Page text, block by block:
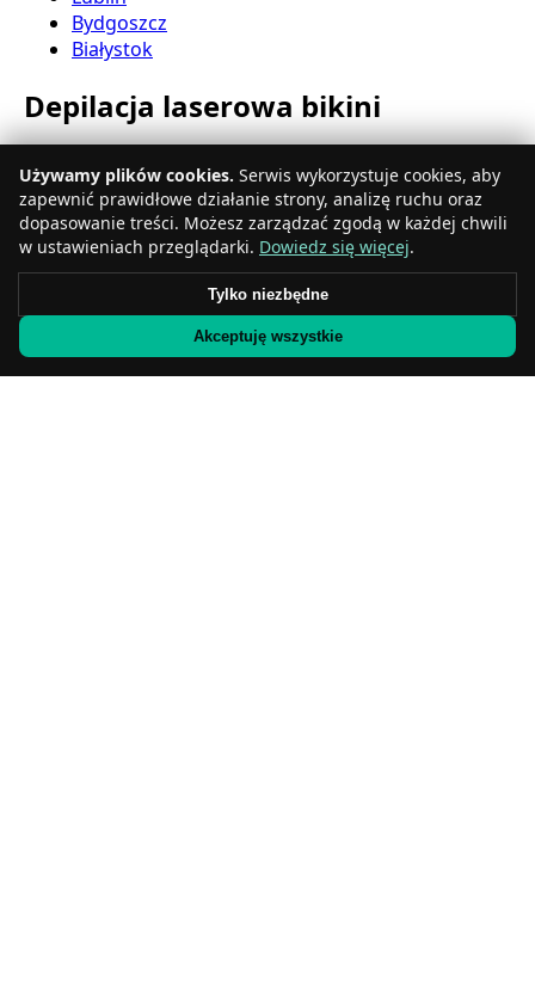
Bydgoszcz
Białystok
Depilacja laserowa bikini
Katowice
Gdynia
Częstochowa
Radom
Rzeszów
Sosnowiec
Gliwice
Używamy plików cookies. Serwis wykorzystuje cookies, aby
zapewnić prawidłowe działanie strony, analizę ruchu oraz
dopasowanie treści. Możesz zarządzać zgodą w każdej chwili
w ustawieniach przeglądarki. Dowiedz się więcej.
Tylko niezbędne
Akceptuję wszystkie